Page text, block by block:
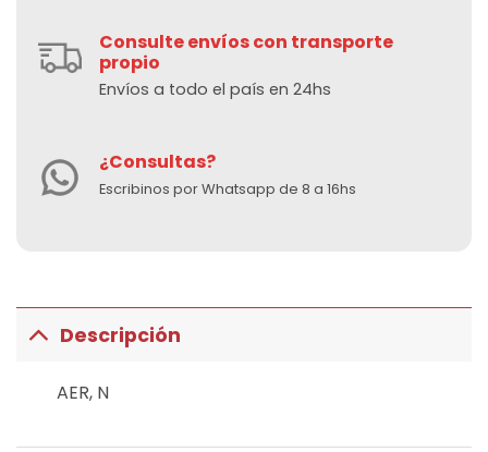
Consulte envíos con transporte
propio
Envíos a todo el país en 24hs
¿Consultas?
Escribinos por Whatsapp de 8 a 16hs
Descripción
AER, N